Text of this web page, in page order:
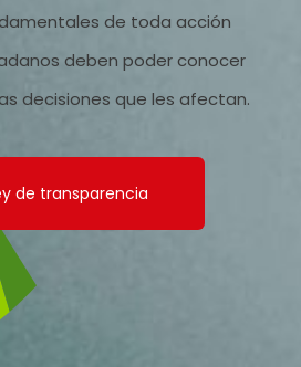
de toda acción
deben poder conocer
decisiones que les afectan.
de transparencia